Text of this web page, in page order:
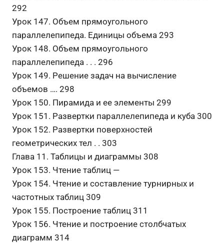
292
Урок 147. Объем прямоугольного
параллелепипеда. Единицы объема 293
Урок 148. Объем прямоугольного
параллелепипеда . . . 296
Урок 149. Решение задач на вычисление
объемов …. 298
Урок 150. Пирамида и ее элементы 299
Урок 151. Развертки параллелепипеда и куба 300
Урок 152. Развертки поверхностей
геометрических тел . . 303
Глава 11. Таблицы и диаграммы 308
Урок 153. Чтение таблиц —
Урок 154. Чтение и составление турнирных и
частотных таблиц 309
Урок 155. Построение таблиц 311
Урок 156. Чтение и построение столбчатых
диаграмм 314